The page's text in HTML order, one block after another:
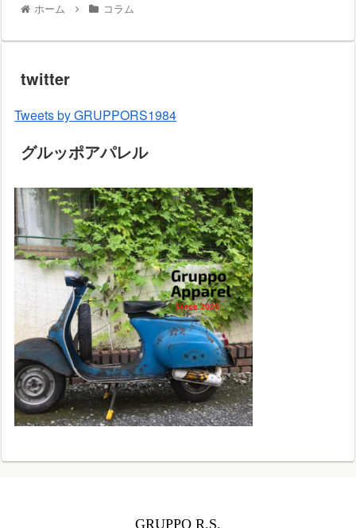
ホーム コラム
twitter
Tweets by GRUPPORS1984
グルッポアパレル
GRUPPO R.S.